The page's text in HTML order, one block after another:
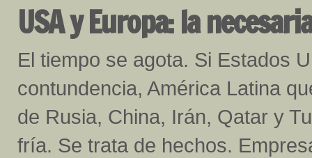
USA y Europa: la
El tiempo se agota. Si Estados
contundencia, América Latina
de Rusia, China, Irán, Qatar y
fría. Se trata de hechos.